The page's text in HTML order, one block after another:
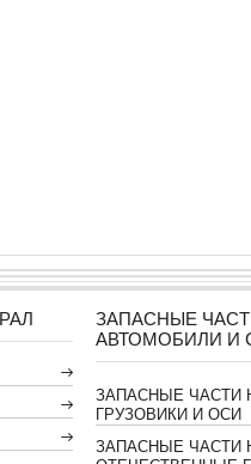
ЗАПАСНЫЕ
АВТОМОБИЛИ И
ЗАПАСНЫЕ ЧАСТИ
ГРУЗОВИКИ И ОСИ
ЗАПАСНЫЕ ЧАСТИ